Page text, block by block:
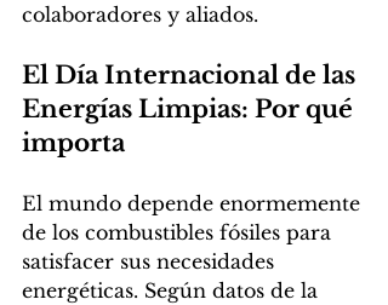
colaboradores y aliados.
El Día Internacional de las
Energías Limpias: Por qué
importa
El mundo depende enormemente
de los combustibles fósiles para
satisfacer sus necesidades
energéticas. Según datos de la